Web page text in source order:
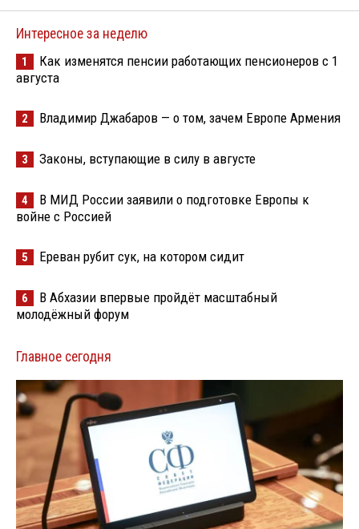
Интересное за неделю
1
Как изменятся пенсии работающих пенсионеров с 1
августа
2 Владимир Джабаров — о том, зачем Европе Армения
3 Законы, вступающие в силу в августе
4
В МИД России заявили о подготовке Европы к
войне с Россией
5 Ереван рубит сук, на котором сидит
6
В Абхазии впервые пройдёт масштабный
молодёжный форум
Главное сегодня